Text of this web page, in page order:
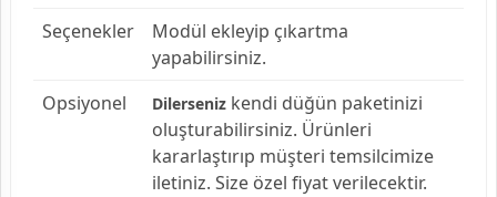
Seçenekler
Modül ekleyip çıkartma
yapabilirsiniz.
Opsiyonel
Dilerseniz kendi düğün paketinizi
oluşturabilirsiniz. Ürünleri
kararlaştırıp müşteri temsilcimize
iletiniz. Size özel fiyat verilecektir.